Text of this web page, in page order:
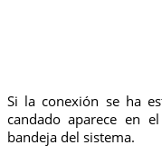
Si la conexión se ha
candado aparece en
bandeja del sistema.